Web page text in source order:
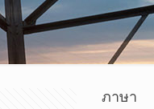
ภาษา